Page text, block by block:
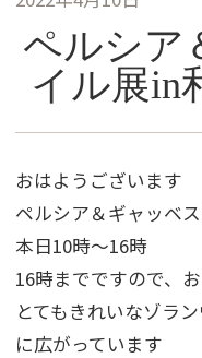
ペルシア
イル展in
おはようございます
ペルシア＆ギャッベ
本日10時～16時
16時までですので、
とてもきれいなゾラ
に広がっています